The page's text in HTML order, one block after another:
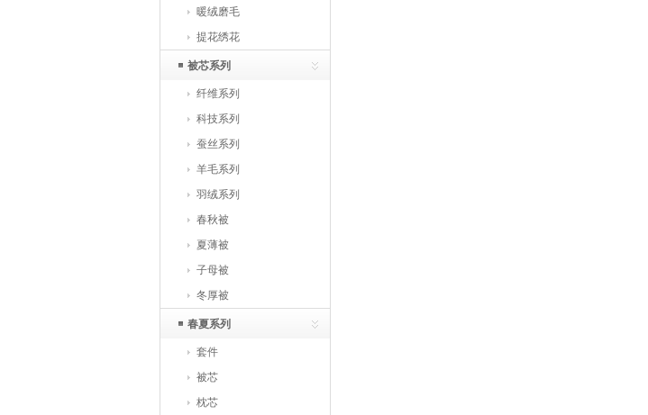
暖绒磨毛
提花绣花
被芯系列
纤维系列
科技系列
蚕丝系列
羊毛系列
羽绒系列
春秋被
夏薄被
子母被
冬厚被
春夏系列
套件
被芯
枕芯